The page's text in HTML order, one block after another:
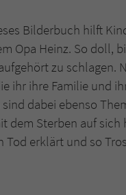
Bilderbuch hilft
Opa Heinz. So doll,
zu schlagen.
ihr ihre Familie und
dabei ebenso
dem Sterben auf
Tod erklärt und so